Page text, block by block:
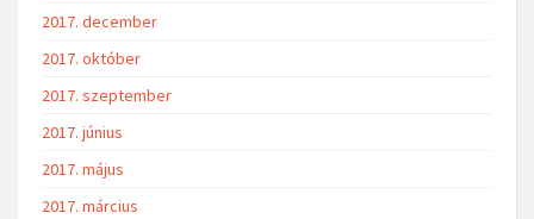
2017. december
2017. október
2017. szeptember
2017. június
2017. május
2017. március